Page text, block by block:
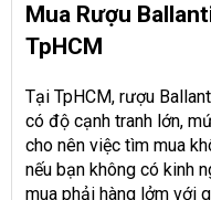
Mua Rượu
TpHCM
Tại TpHCM, rượu
có độ cạnh tranh lớn,
cho nên việc tìm mua
nếu bạn không có kinh
mua phải hàng lởm với